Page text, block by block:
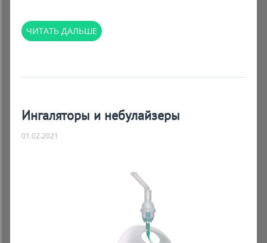
ЧИТАТЬ ДАЛЬШЕ
Ингаляторы и небулайзеры
01.02.2021